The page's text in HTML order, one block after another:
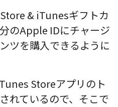
& iTunesギフトカ
のApple IDにチャージ
ツを購入できるように
Storeアプリのト
れているので、そこで